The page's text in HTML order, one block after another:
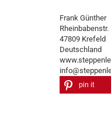
Frank Günther
Rheinbabenstr.
47809 Krefeld
Deutschland
pin it